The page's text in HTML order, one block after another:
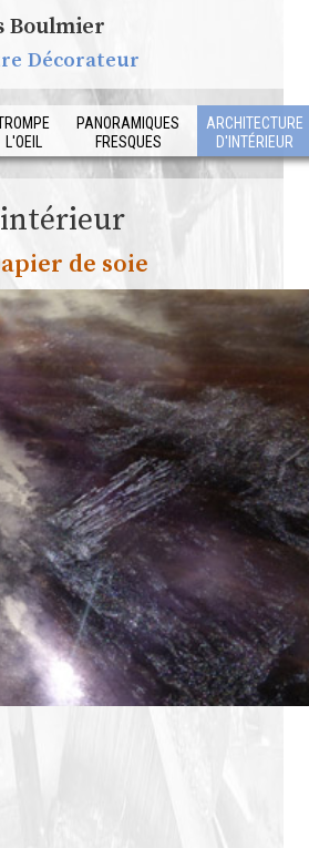
Boulmier
Décorateur
L'OEIL
PANORAMIQUES
FRESQUES
ARCHITECTURE
D'INTÉRIEUR
de soie